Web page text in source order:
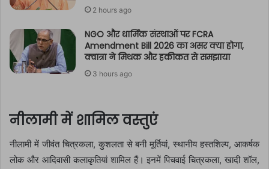
2 hours ago
NGO और धार्मिक संस्थाओं पर FCRA
Amendment Bill 2026 का असर क्या होगा,
क्वात्रा ने मिथक और हकीकत से समझाया
3 hours ago
नीलामी में शामिल वस्तुएं
नीलामी में जीवंत चित्रकला, कुशलता से बनी मूर्तियां, स्थानीय हस्तशिल्प, आकर्षक
लोक और आदिवासी कलाकृतियां शामिल हैं। इनमें पिचवाई चित्रकला, खादी शॉल,